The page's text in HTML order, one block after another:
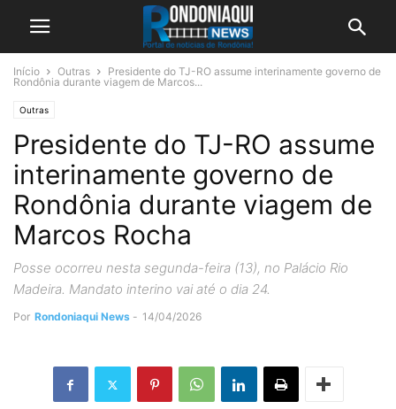
Início Outras
Presidente do TJ-RO assume interinamente governo de
Rondônia durante viagem de Marcos...
Outras
Presidente do TJ-RO assume
interinamente governo de
Rondônia durante viagem de
Marcos Rocha
Posse ocorreu nesta segunda-feira (13), no Palácio Rio
Madeira. Mandato interino vai até o dia 24.
Por Rondoniaqui News - 14/04/2026